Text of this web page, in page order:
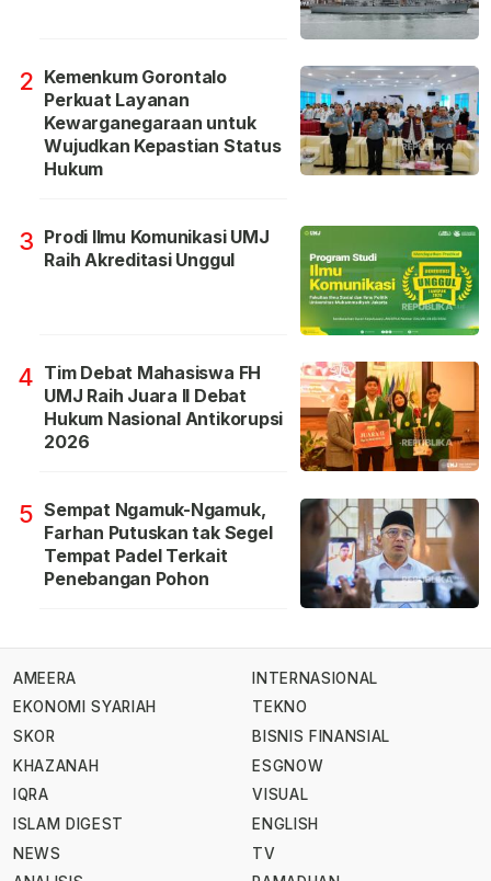
2 Kemenkum Gorontalo
Perkuat Layanan
Kewarganegaraan untuk
Wujudkan Kepastian Status
Hukum
3 Prodi Ilmu Komunikasi UMJ
Raih Akreditasi Unggul
4 Tim Debat Mahasiswa FH
UMJ Raih Juara II Debat
Hukum Nasional Antikorupsi
2026
5 Sempat Ngamuk-Ngamuk,
Farhan Putuskan tak Segel
Tempat Padel Terkait
Penebangan Pohon
AMEERA
EKONOMI SYARIAH
SKOR
KHAZANAH
IQRA
ISLAM DIGEST
NEWS
INTERNASIONAL
TEKNO
BISNIS FINANSIAL
ESGNOW
VISUAL
ENGLISH
TV